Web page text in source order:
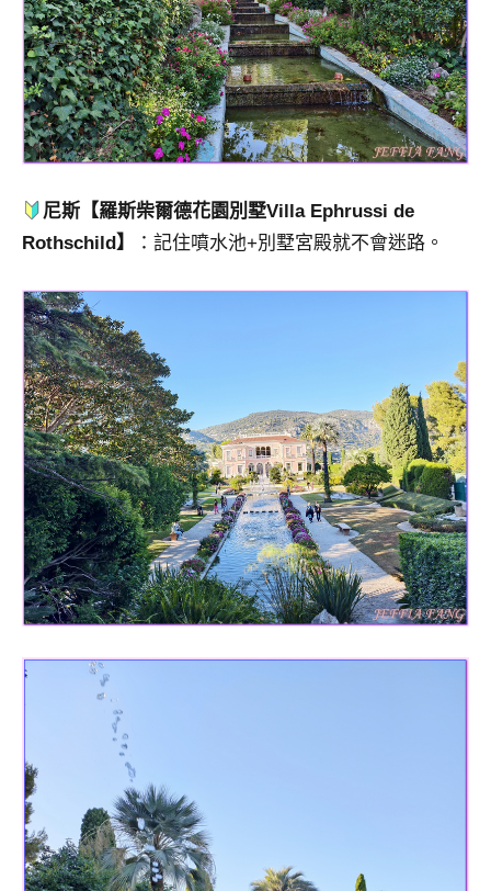
尼斯【羅斯柴爾德花園別墅Villa Ephrussi de
Rothschild】
：記住噴水池+別墅宮殿就不會迷路。